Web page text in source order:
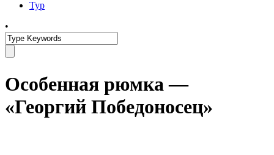
Тур
•
Особенная рюмка —
«Георгий Победоносец»